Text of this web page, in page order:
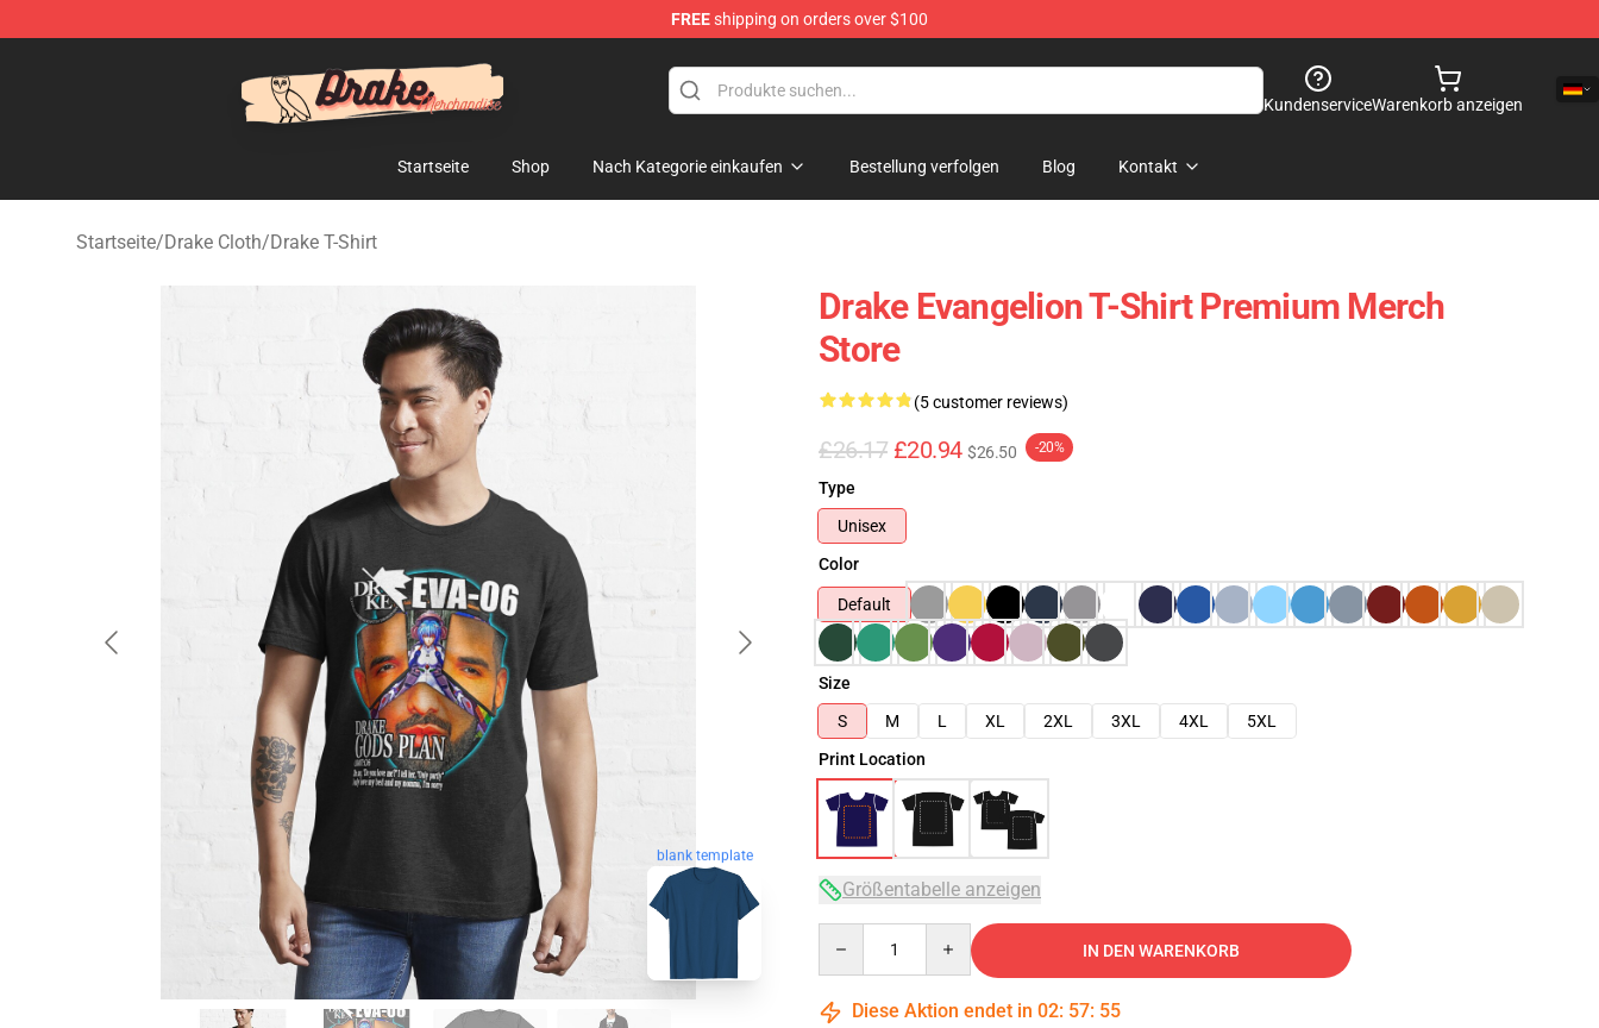
FREEshipping on orders over $100
KundenserviceWarenkorb anzeigen
Startseite Shop Nach Kategorie einkaufen Bestellung verfolgen Blog Kontakt
Startseite/Drake Cloth/Drake T-Shirt
blank template
Drake Evangelion T-Shirt Premium Merch
Store
(5 customer reviews)
£26.17 £20.94 $26.50 -20%
Type
Unisex
Color
Default
Size
S
M L XL 2XL 3XL 4XL
5XL
Print Location
Größentabelle anzeigen
IN DEN WARENKORB
Diese Aktion endet in 02: 57: 54